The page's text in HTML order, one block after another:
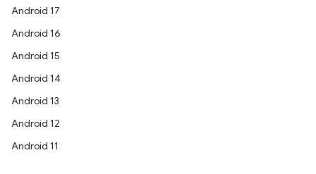
Android 17
Android 16
Android 15
Android 14
Android 13
Android 12
Android 11